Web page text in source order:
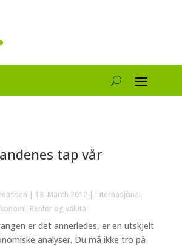
tap vår
| 13. March 2012| Internasjonal
, Renter og valuta
er det annerledes, er en utskjelt
analyser. Du må ikke tro på